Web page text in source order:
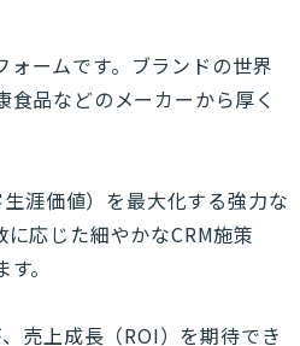
ームです。ブランドの世界
品などのメーカーから厚く
涯価値）を最大化する強力な
応じた細やかなCRM施策
。
売上成長（ROI）を期待でき